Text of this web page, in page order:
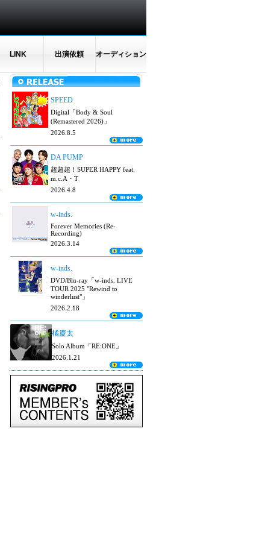
LINK 出演依頼 オーディション
SPEED
Digital「Body & Soul
(Remastered 2026)」
2026.8.5
DA PUMP
超超超！SUPER HAPPY feat.
m.c.A・T
2026.4.8
w-inds.
Forever Memories (Re-
Recording)
2026.3.14
w-inds.
DVD/Blu-ray「w-inds. LIVE
TOUR 2025 "Rewind to
winderlust"」
2026.2.18
橘慶太
Solo Album「RE:ONE」
2026.1.21